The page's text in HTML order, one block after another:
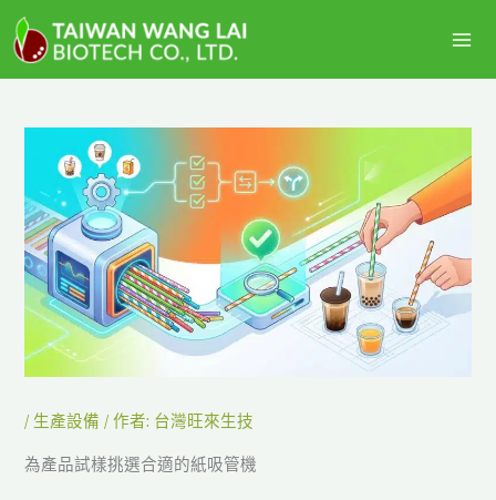
至
主
/ 生產設備 / 作者: 台灣旺來生技
為產品試樣挑選合適的紙吸管機